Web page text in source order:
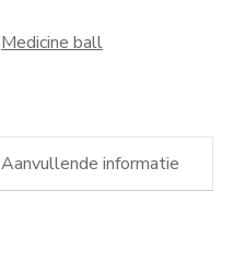
Medicine ball
Aanvullende informatie